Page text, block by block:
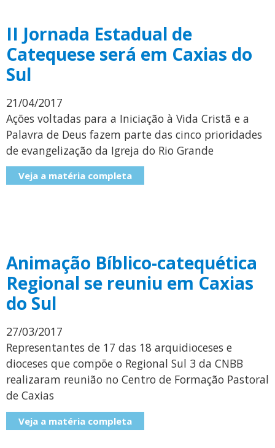
II Jornada Estadual de
Catequese será em Caxias do
Sul
21/04/2017
Ações voltadas para a Iniciação à Vida Cristã e a
Palavra de Deus fazem parte das cinco prioridades
de evangelização da Igreja do Rio Grande
Veja a matéria completa
Animação Bíblico-catequética
Regional se reuniu em Caxias
do Sul
27/03/2017
Representantes de 17 das 18 arquidioceses e
dioceses que compõe o Regional Sul 3 da CNBB
realizaram reunião no Centro de Formação Pastoral
de Caxias
Veja a matéria completa